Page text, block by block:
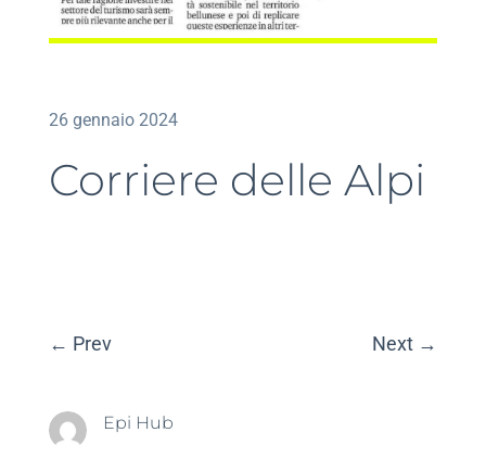
26 gennaio 2024
Corriere delle Alpi
← Prev Next →
Epi Hub